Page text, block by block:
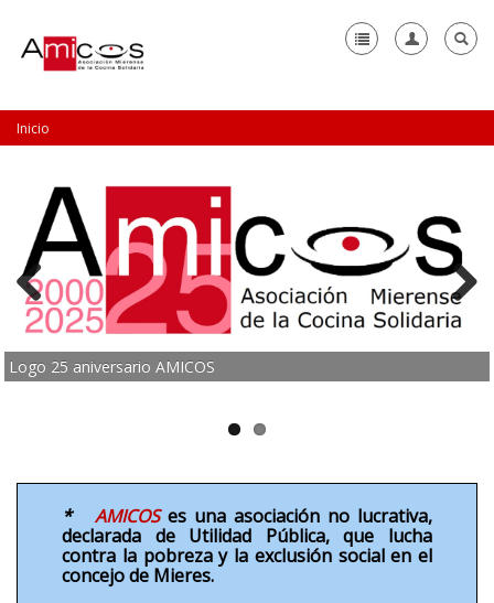
+
Quiénes somos
Comedor Solidario
Catering Social
+
Contacto
+
Colabora
+
Colaboradores
Enlaces
Inicio
Logo 25 aniversario AMICOS
Previous
* AMICOS es una asociación no lucrativa,
declarada de Utilidad Pública, que lucha
contra la pobreza y la exclusión socialen el
concejo de Mieres.